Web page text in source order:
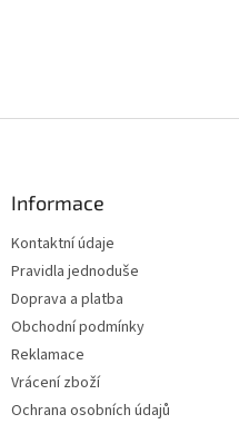
Informace
Kontaktní údaje
Pravidla jednoduše
Doprava a platba
Obchodní podmínky
Reklamace
Vrácení zboží
Ochrana osobních údajů